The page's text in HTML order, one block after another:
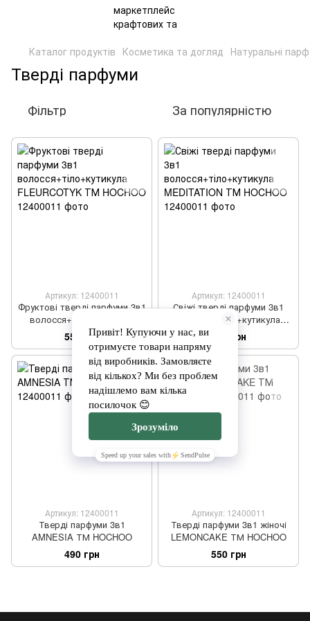
Каталог продуктів Косметика та догляд Натуральні
Тверді парфуми
Фільтр За популярністю
Артикул: 12400011
Фруктові тверді парфуми 3в1
волосся+тіло+кутикула
FLEURCOTYK ТМ HOCHOO
550 грн
Артикул: 12400011
Свіжі тверді парфуми 3в1
волосся+тіло+кутикула
MEDITATION ТМ HOCHOO
550 грн
Артикул: 12400011
Тверді парфуми 3в1
AMNESIA ТМ HOCHOO
490 грн
Артикул: 12400011
Тверді парфуми 3в1 жіночі
LEMONCAKE ТМ HOCHOO
550 грн